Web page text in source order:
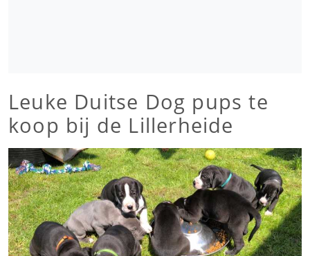
Leuke Duitse Dog pups te
koop bij de Lillerheide